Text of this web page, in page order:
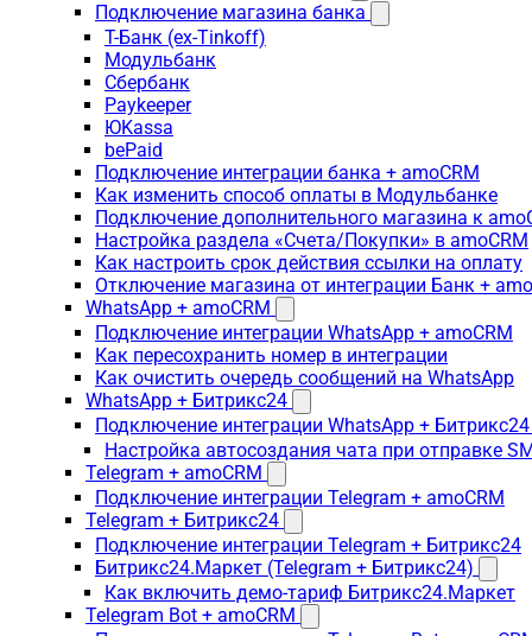
Подключение магазина банка
Т-Банк (ex-Tinkoff)
Модульбанк
Сбербанк
Paykeeper
ЮKassa
bePaid
Подключение интеграции банка + amoCRM
Как изменить способ оплаты в Модульбанке
Подключение дополнительного магазина к
Настройка раздела «Счета/Покупки» в amoCRM
Как настроить срок действия ссылки на оплату
Отключение магазина от интеграции Банк +
WhatsApp + amoCRM
Подключение интеграции WhatsApp + amoCRM
Как пересохранить номер в интеграции
Как очистить очередь сообщений на WhatsApp
WhatsApp + Битрикс24
Подключение интеграции WhatsApp + Битрикс24
Настройка автосоздания чата при отправке
Telegram + amoCRM
Подключение интеграции Telegram + amoCRM
Telegram + Битрикс24
Подключение интеграции Telegram + Битрикс24
Битрикс24.Маркет (Telegram + Битрикс24)
Как включить демо-тариф Битрикс24.Маркет
Telegram Bot + amoCRM